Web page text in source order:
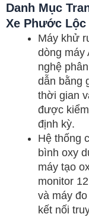
Danh Mục
Xe Phước Lộc
Máy khử
dòng máy
nghệ
dẫn bằng
thời gian
được
định kỳ.
Hệ thống
bình oxy
máy tạo
monitor
và máy
kết nối